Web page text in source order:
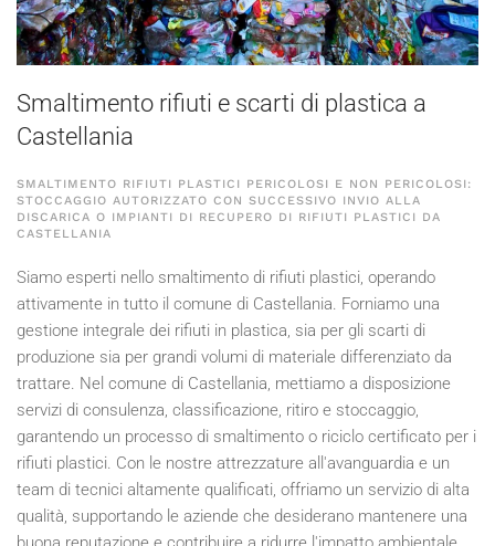
Smaltimento rifiuti e scarti di plastica a
Castellania
SMALTIMENTO RIFIUTI PLASTICI PERICOLOSI E NON PERICOLOSI:
STOCCAGGIO AUTORIZZATO CON SUCCESSIVO INVIO ALLA
DISCARICA O IMPIANTI DI RECUPERO DI RIFIUTI PLASTICI DA
CASTELLANIA
Siamo esperti nello smaltimento di rifiuti plastici, operando
attivamente in tutto il comune di Castellania. Forniamo una
gestione integrale dei rifiuti in plastica, sia per gli scarti di
produzione sia per grandi volumi di materiale differenziato da
trattare. Nel comune di Castellania, mettiamo a disposizione
servizi di consulenza, classificazione, ritiro e stoccaggio,
garantendo un processo di smaltimento o riciclo certificato per i
rifiuti plastici. Con le nostre attrezzature all'avanguardia e un
team di tecnici altamente qualificati, offriamo un servizio di alta
qualità, supportando le aziende che desiderano mantenere una